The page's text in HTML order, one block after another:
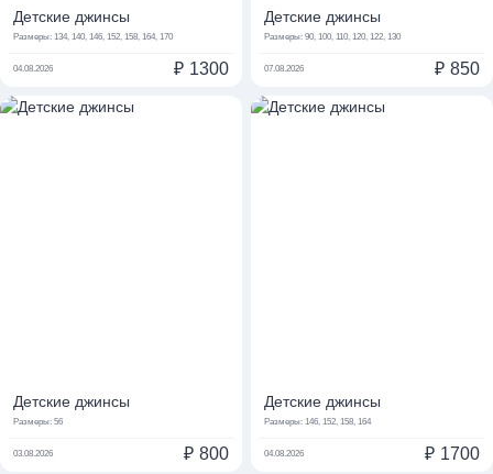
Детские джинсы
Размеры: 134, 140, 146, 152, 158, 164, 170
04.08.2026 ₽ 1300
Детские джинсы
Размеры: 90, 100, 110, 120, 122, 130
07.08.2026 ₽ 850
Детские джинсы
Размеры: 56
03.08.2026 ₽ 800
Детские джинсы
Размеры: 146, 152, 158, 164
04.08.2026 ₽ 1700